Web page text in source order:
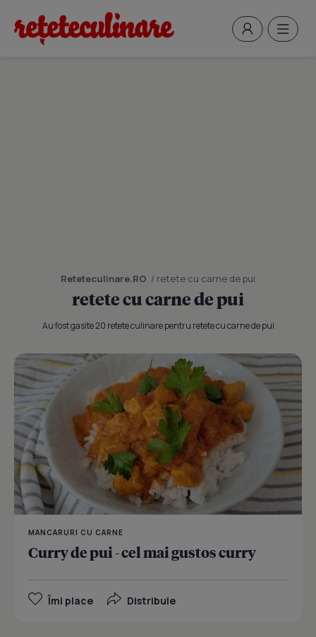
Reteteculinare.RO / retete cu carne de pui
retete cu carne de pui
Au fost gasite 20 retete culinare pentru retete cu carne de pui
MANCARURI CU CARNE
Curry de pui - cel mai gustos curry
Îmi place Distribuie